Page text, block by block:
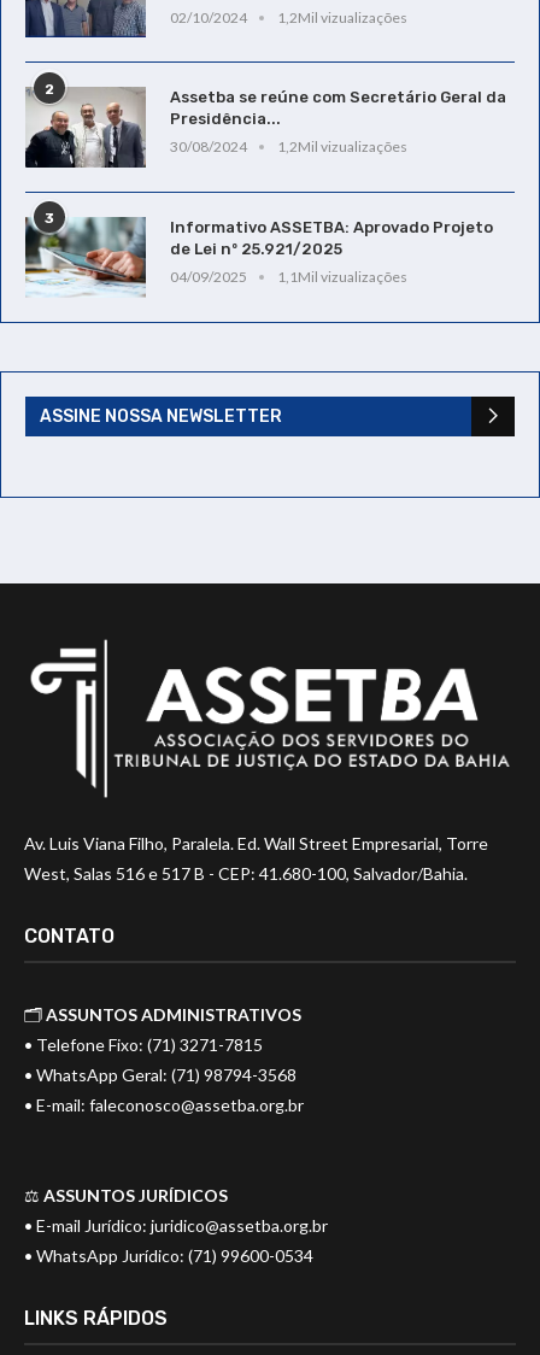
02/10/2024
1,2Mil vizualizações
2
Assetba se reúne com Secretário Geral da
Presidência...
30/08/2024
1,2Mil vizualizações
3
Informativo ASSETBA: Aprovado Projeto
de Lei nº 25.921/2025
04/09/2025
1,1Mil vizualizações
ASSINE NOSSA NEWSLETTER
Av. Luis Viana Filho, Paralela. Ed. Wall Street Empresarial, Torre
West, Salas 516 e 517 B - CEP: 41.680-100, Salvador/Bahia.
CONTATO
🗂️ASSUNTOS ADMINISTRATIVOS
• Telefone Fixo: (71) 3271-7815
• WhatsApp Geral: (71) 98794-3568
• E-mail: faleconosco@assetba.org.br
⚖️ ASSUNTOS JURÍDICOS
• E-mail Jurídico: juridico@assetba.org.br
• WhatsApp Jurídico: (71) 99600-0534
LINKS RÁPIDOS